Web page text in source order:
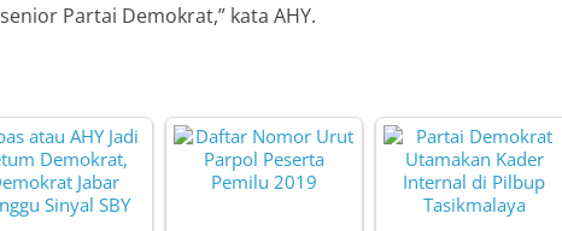
Partai Demokrat,” kata AHY.